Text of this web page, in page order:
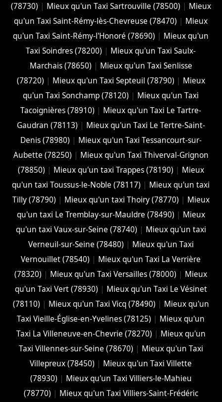
(78730) | Mieux qu'un Taxi Sartrouville (78500) | Mieux
qu'un Taxi Saint-Rémy-lès-Chevreuse (78470) | Mieux
qu'un Taxi Saint-Rémy-l'Honoré (78690) | Mieux qu'un
Taxi Soindres (78200) | Mieux qu'un Taxi Saulx-
Marchais (78650) | Mieux qu'un Taxi Senlisse
(78720) | Mieux qu'un Taxi Septeuil (78790) | Mieux
qu'un Taxi Sonchamp (78120) | Mieux qu'un Taxi
Tacoignières (78910) | Mieux qu'un Taxi Le Tartre-
Gaudran (78113) | Mieux qu'un Taxi Le Tertre-Saint-
Denis (78980) | Mieux qu'un Taxi Tessancourt-sur-
Aubette (78250) | Mieux qu'un Taxi Thiverval-Grignon
(78850) | Mieux qu'un taxi Trappes (78190) | Mieux
qu'un taxi Toussus-le-Noble (78117) | Mieux qu'un taxi
Tilly (78790) | Mieux qu'un taxi Thoiry (78770) | Mieux
qu'un taxi Le Tremblay-sur-Mauldre (78490) | Mieux
qu'un taxi Vaux-sur-Seine (78740) | Mieux qu'un taxi
Verneuil-sur-Seine (78480) | Mieux qu'un Taxi
Vernouillet (78540) | Mieux qu'un Taxi La Verrière
(78320) | Mieux qu'un Taxi Versailles (78000) | Mieux
qu'un Taxi Vert (78930) | Mieux qu'un Taxi Le Vésinet
(78110) | Mieux qu'un Taxi Vicq (78490) | Mieux qu'un
Taxi Vieille-Église-en-Yvelines (78125) | Mieux qu'un
Taxi La Villeneuve-en-Chevrie (78270) | Mieux qu'un
Taxi Villennes-sur-Seine (78670) | Mieux qu'un Taxi
Villepreux (78450) | Mieux qu'un Taxi Villette
(78930) | Mieux qu'un Taxi Villiers-le-Mahieu
(78770) | Mieux qu'un Taxi Villiers-Saint-Frédéric